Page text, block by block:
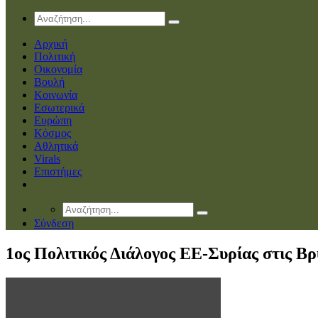
Αρχική
Πολιτική
Οικονομία
Βουλή
Κοινωνία
Εσωτερικά
Ευρώπη
Κόσμος
Αθλητικά
Virals
Επιστήμες
Σύνδεση
1ος Πολιτικός Διάλογος ΕΕ-Συρίας στις